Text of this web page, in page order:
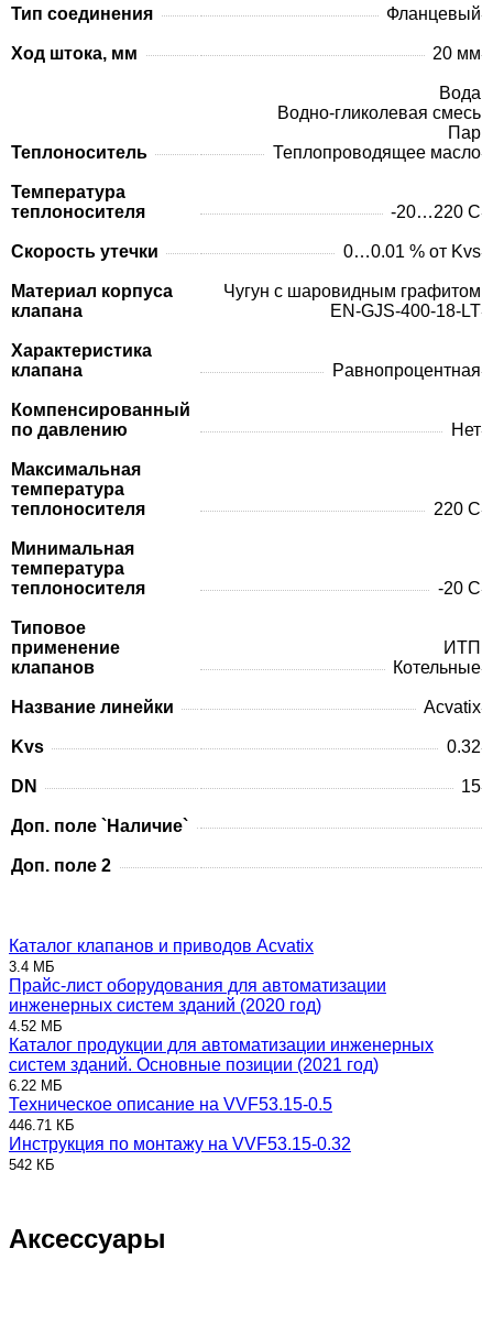
Тип соединения Фланцевый
Ход штока, мм 20 мм
Теплоноситель
Вода
Водно-гликолевая смесь
Пар
Теплопроводящее масло
Температура
теплоносителя
-20…220 C
Скорость утечки 0…0.01 % от Kvs
Материал корпуса
клапана
Чугун с шаровидным графитом
EN-GJS-400-18-LT
Характеристика
клапана
Pавнопроцентная
Компенсированный
по давлению
Нет
Максимальная
температура
теплоносителя
220 C
Минимальная
температура
теплоносителя
-20 C
Типовое
применение
клапанов
ИТП
Котельные
Название линейки Acvatix
Kvs 0.32
DN 15
Доп. поле `Наличие`
Доп. поле 2
Каталог клапанов и приводов Acvatix
3.4 МБ
Прайс-лист оборудования для автоматизации
инженерных систем зданий (2020 год)
4.52 МБ
Каталог продукции для автоматизации инженерных
систем зданий. Основные позиции (2021 год)
6.22 МБ
Техническое описание на VVF53.15-0.5
446.71 КБ
Инструкция по монтажу на VVF53.15-0.32
542 КБ
Аксессуары